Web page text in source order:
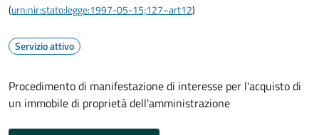
(urn:nir:stato:legge:1997-05-15;127~art12)
Servizio attivo
Procedimento di manifestazione di interesse per l'acquisto di
un immobile di proprietà dell'amministrazione